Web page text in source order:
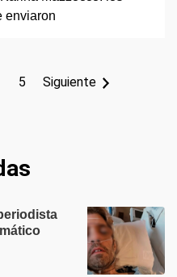
5 Siguiente